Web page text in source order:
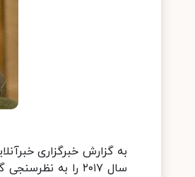
سال ۲۰۱۷ را به